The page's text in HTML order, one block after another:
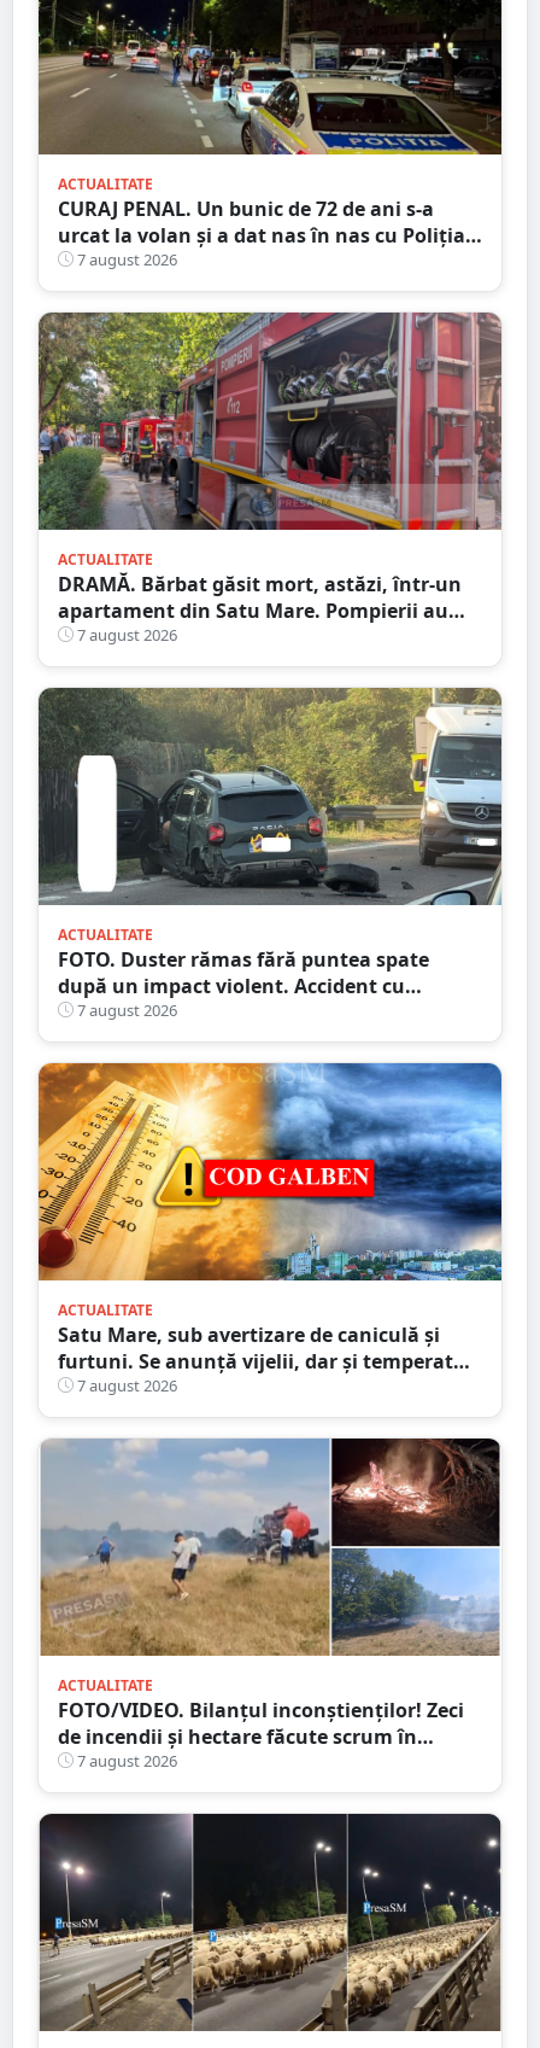
ACTUALITATE
CURAJ PENAL. Un bunic de 72 de ani s-a
urcat la volan și a dat nas în nas cu Poliția
Satu Mare
7 august 2026
ACTUALITATE
DRAMĂ. Bărbat găsit mort, astăzi, într-un
apartament din Satu Mare. Pompierii au
spart ușa
7 august 2026
ACTUALITATE
FOTO. Duster rămas fără puntea spate
după un impact violent. Accident cu
implicarea unei mașini din Satu Mare
7 august 2026
ACTUALITATE
Satu Mare, sub avertizare de caniculă și
furtuni. Se anunță vijelii, dar și temperaturi
ridicate. Avertizarea ANM
7 august 2026
ACTUALITATE
FOTO/VIDEO. Bilanțul inconștienților! Zeci
de incendii și hectare făcute scrum în
județul Satu Mare
7 august 2026